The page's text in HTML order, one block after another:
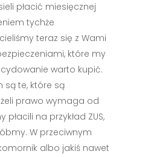
płacić miesięcznej
tychże
teraz się z Wami
które my
warto kupić.
są te, które są
prawo wymaga od
na przykład ZUS,
W przeciwnym
albo jakiś nawet